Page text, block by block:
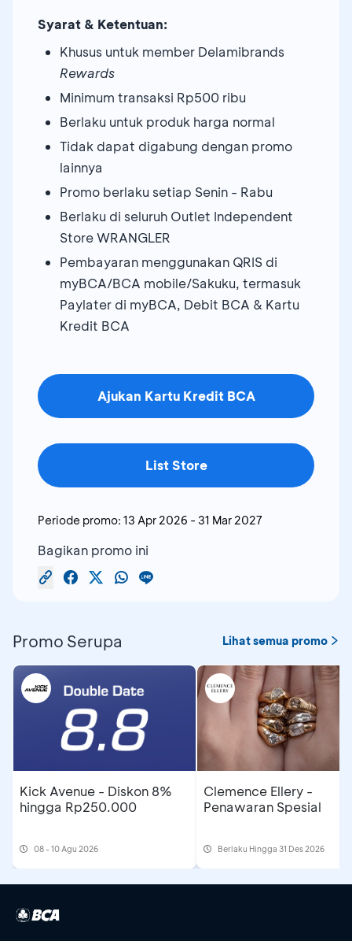
Syarat & Ketentuan:
Khusus untuk member Delamibrands
Rewards
Minimum transaksi Rp500 ribu
Berlaku untuk produk harga normal
Tidak dapat digabung dengan promo
lainnya
Promo berlaku setiap Senin - Rabu
Berlaku di seluruh Outlet Independent
Store WRANGLER
Pembayaran menggunakan QRIS di
myBCA/BCA mobile/Sakuku, termasuk
Paylater di myBCA, Debit BCA & Kartu
Kredit BCA
Ajukan Kartu Kredit BCA
List Store
Periode promo: 13 Apr 2026 - 31 Mar 2027
Bagikan promo ini
Promo Serupa Lihat semua promo
Kick Avenue - Diskon 8%
hingga Rp250.000
08 - 10 Agu 2026
Clemence Ellery -
Penawaran Spesial
Berlaku Hingga 31 Des 2026